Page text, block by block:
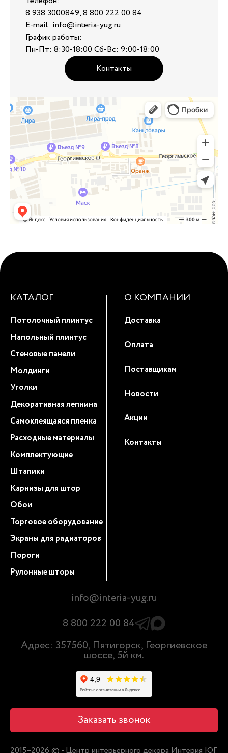
8 938 3000849, 8 800 222 00 84
E-mail: info@interia-yug.ru
График работы:
Пн-Пт: 8:30-18:00 Сб-Вс: 9:00-18:00
Контакты
КАТАЛОГ
Потолочный плинтус
Напольный плинтус
Стеновые панели
Молдинги
Уголки
Декоративная лепнина
Самоклеящаяся пленка
Расходные материалы
Комплектующие
Штапики
Карнизы для штор
Обои
Торговое оборудование
Экраны для радиаторов
Пороги
Рулонные шторы
О КОМПАНИИ
Доставка
Оплата
Поставщикам
Новости
Акции
Контакты
info@interia-yug.ru
8 800 222 00 84
Адрес: 357560, Пятигорск, Георгиевское
шоссе, 5й км.
Заказать звонок